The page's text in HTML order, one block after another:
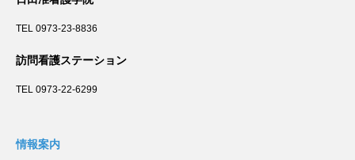
TEL 0973-23-8836
訪問看護ステーション
TEL 0973-22-6299
情報案内